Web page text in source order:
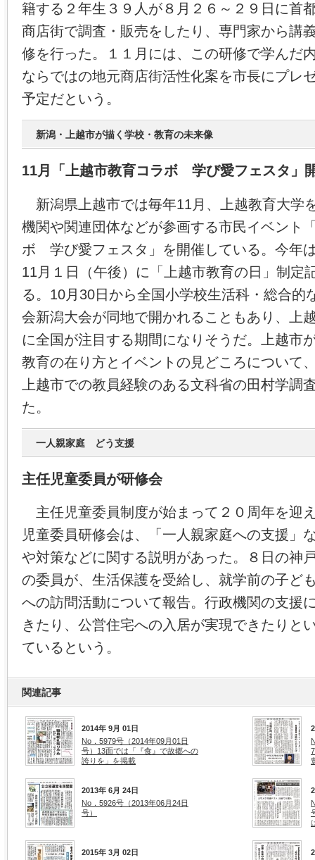
籍する２年生３９人が８月２６～２９日に首
商店街で調査・販売をしたり、専門家から講
修を行った。１１月には、この研修で学んだ
ならではの地元商店街活性化案を市長にプレ
予定だという。
新潟・上越市が描く学校・教育の未来像
11月「上越市教育コラボ 学び愛フェスタ」
新潟県上越市では毎年11月、上越教育大学
機関や関連団体などが参画する市民イベント
ボ 学び愛フェスタ」を開催している。今年
11月１日（午後）に「上越市教育の日」制定
る。10月30日から全国小学校生活科・総合的
会新潟大会が同地で開かれることもあり、上
に全国が注目する期間になりそうだ。上越市
教育の在り方とイベントの見どころについて
上越市での教員経験のある文科省の田村学調
た。
一人親家庭 どう支援
主任児童委員が研修会
主任児童委員制度が始まって２０周年を迎
児童委員研修会は、「一人親家庭への支援」
や対策などに関する説明があった。８日の神
の委員が、生活保護を受給し、就学前の子ど
への訪問活動について報告。行政機関の支援
きたり、公営住宅への入居が実現できたりと
ているという。
関連記事
2014年 9月 01日
No．5979号（2014年09月01日
号）13面では「『食』で故郷への
誇りを」を掲載
2013年 6月 24日
No．5926号（2013年06月24日
号）
2015年 3月 02日